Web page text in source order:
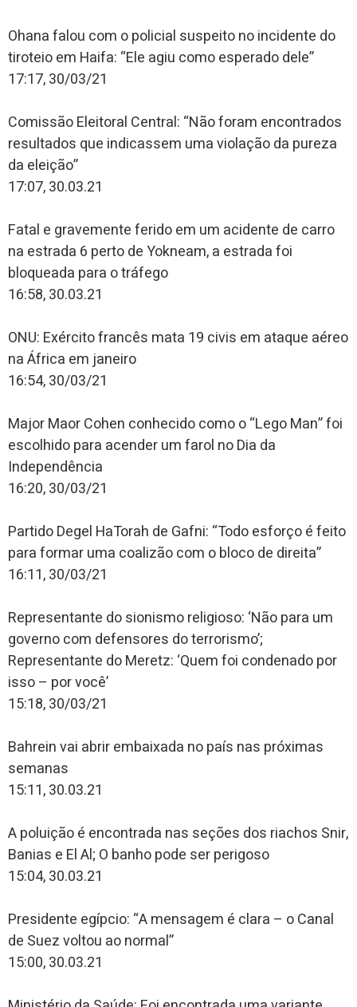
Ohana falou com o policial suspeito no incidente do
tiroteio em Haifa: “Ele agiu como esperado dele”
17:17, 30/03/21
Comissão Eleitoral Central: “Não foram encontrados
resultados que indicassem uma violação da pureza
da eleição”
17:07, 30.03.21
Fatal e gravemente ferido em um acidente de carro
na estrada 6 perto de Yokneam, a estrada foi
bloqueada para o tráfego
16:58, 30.03.21
ONU: Exército francês mata 19 civis em ataque aéreo
na África em janeiro
16:54, 30/03/21
Major Maor Cohen conhecido como o “Lego Man” foi
escolhido para acender um farol no Dia da
Independência
16:20, 30/03/21
Partido Degel HaTorah de Gafni: “Todo esforço é feito
para formar uma coalizão com o bloco de direita”
16:11, 30/03/21
Representante do sionismo religioso: ‘Não para um
governo com defensores do terrorismo’;
Representante do Meretz: ‘Quem foi condenado por
isso – por você’
15:18, 30/03/21
Bahrein vai abrir embaixada no país nas próximas
semanas
15:11, 30.03.21
A poluição é encontrada nas seções dos riachos Snir,
Banias e El Al; O banho pode ser perigoso
15:04, 30.03.21
Presidente egípcio: “A mensagem é clara – o Canal
de Suez voltou ao normal”
15:00, 30.03.21